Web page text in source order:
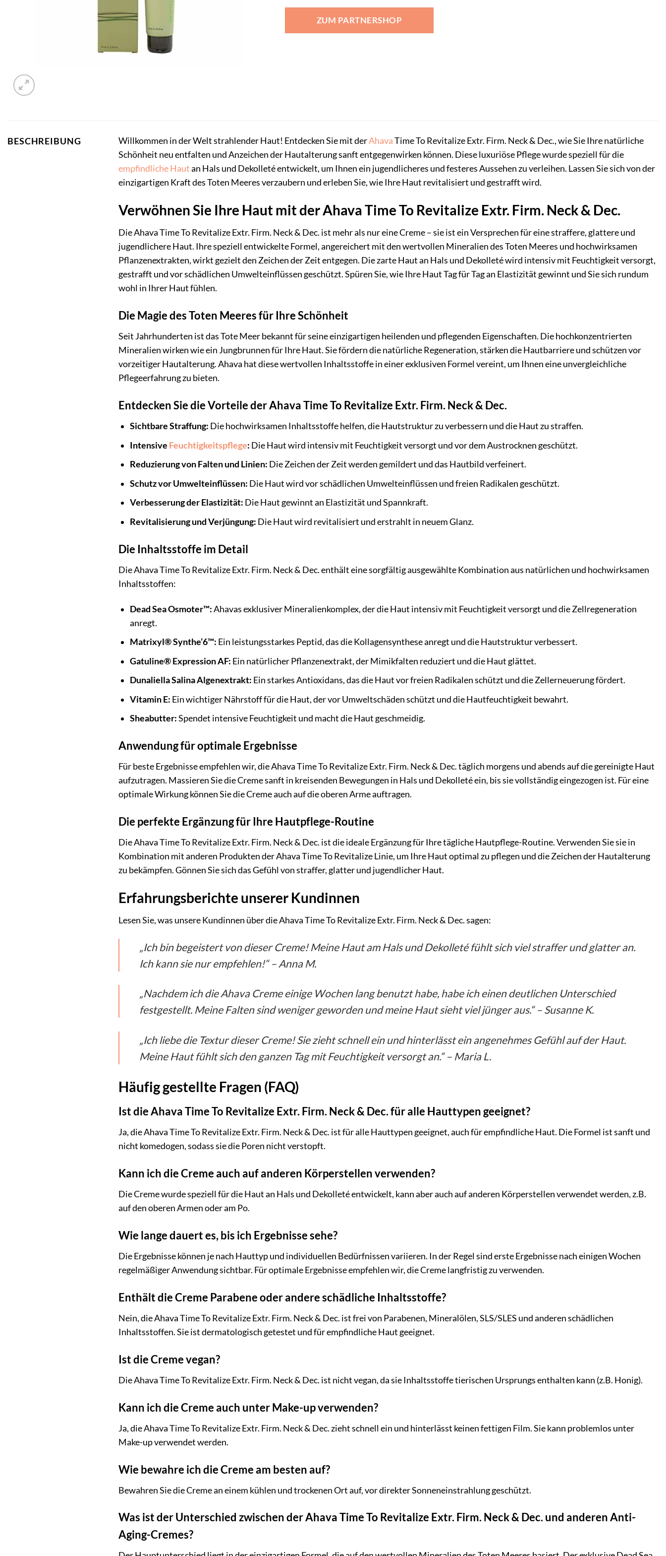
ZUM PARTNERSHOP
BESCHREIBUNG Willkommen in der Welt strahlender Haut! Entdecken Sie mit derAhavaTime To Revitalize Extr. Firm. Neck & Dec., wie Sie Ihre natürliche
Schönheit neu entfalten und Anzeichen der Hautalterung sanft entgegenwirken können. Diese luxuriöse Pflege wurde speziell für die
empfindliche Hautan Hals und Dekolleté entwickelt, um Ihnen ein jugendlicheres und festeres Aussehen zu verleihen. Lassen Sie sich von der
einzigartigen Kraft des Toten Meeres verzaubern und erleben Sie, wie Ihre Haut revitalisiert und gestrafft wird.
Verwöhnen Sie Ihre Haut mit der Ahava Time To Revitalize Extr. Firm. Neck & Dec.
Die Ahava Time To Revitalize Extr. Firm. Neck & Dec. ist mehr als nur eine Creme – sie ist ein Versprechen für eine straffere, glattere und
jugendlichere Haut. Ihre speziell entwickelte Formel, angereichert mit den wertvollen Mineralien des Toten Meeres und hochwirksamen
Pflanzenextrakten, wirkt gezielt den Zeichen der Zeit entgegen. Die zarte Haut an Hals und Dekolleté wird intensiv mit Feuchtigkeit versorgt,
gestrafft und vor schädlichen Umwelteinflüssen geschützt. Spüren Sie, wie Ihre Haut Tag für Tag an Elastizität gewinnt und Sie sich rundum
wohl in Ihrer Haut fühlen.
Die Magie des Toten Meeres für Ihre Schönheit
Seit Jahrhunderten ist das Tote Meer bekannt für seine einzigartigen heilenden und pflegenden Eigenschaften. Die hochkonzentrierten
Mineralien wirken wie ein Jungbrunnen für Ihre Haut. Sie fördern die natürliche Regeneration, stärken die Hautbarriere und schützen vor
vorzeitiger Hautalterung. Ahava hat diese wertvollen Inhaltsstoffe in einer exklusiven Formel vereint, um Ihnen eine unvergleichliche
Pflegeerfahrung zu bieten.
Entdecken Sie die Vorteile der Ahava Time To Revitalize Extr. Firm. Neck & Dec.
Sichtbare Straffung: Die hochwirksamen Inhaltsstoffe helfen, die Hautstruktur zu verbessern und die Haut zu straffen.
Intensive Feuchtigkeitspflege: Die Haut wird intensiv mit Feuchtigkeit versorgt und vor dem Austrocknen geschützt.
Reduzierung von Falten und Linien: Die Zeichen der Zeit werden gemildert und das Hautbild verfeinert.
Schutz vor Umwelteinflüssen: Die Haut wird vor schädlichen Umwelteinflüssen und freien Radikalen geschützt.
Verbesserung der Elastizität: Die Haut gewinnt an Elastizität und Spannkraft.
Revitalisierung und Verjüngung: Die Haut wird revitalisiert und erstrahlt in neuem Glanz.
Die Inhaltsstoffe im Detail
Die Ahava Time To Revitalize Extr. Firm. Neck & Dec. enthält eine sorgfältig ausgewählte Kombination aus natürlichen und hochwirksamen
Inhaltsstoffen:
Dead Sea Osmoter™:Ahavas exklusiver Mineralienkomplex, der die Haut intensiv mit Feuchtigkeit versorgt und die Zellregeneration
anregt.
Matrixyl® Synthe’6™: Ein leistungsstarkes Peptid, das die Kollagensynthese anregt und die Hautstruktur verbessert.
Gatuline® Expression AF: Ein natürlicher Pflanzenextrakt, der Mimikfalten reduziert und die Haut glättet.
Dunaliella Salina Algenextrakt: Ein starkes Antioxidans, das die Haut vor freien Radikalen schützt und die Zellerneuerung fördert.
Vitamin E: Ein wichtiger Nährstoff für die Haut, der vor Umweltschäden schützt und die Hautfeuchtigkeit bewahrt.
Sheabutter:Spendet intensive Feuchtigkeit und macht die Haut geschmeidig.
Anwendung für optimale Ergebnisse
Für beste Ergebnisse empfehlen wir, die Ahava Time To Revitalize Extr. Firm. Neck & Dec. täglich morgens und abends auf die gereinigte Haut
aufzutragen. Massieren Sie die Creme sanft in kreisenden Bewegungen in Hals und Dekolleté ein, bis sie vollständig eingezogen ist. Für eine
optimale Wirkung können Sie die Creme auch auf die oberen Arme auftragen.
Die perfekte Ergänzung für Ihre Hautpflege-Routine
Die Ahava Time To Revitalize Extr. Firm. Neck & Dec. ist die ideale Ergänzung für Ihre tägliche Hautpflege-Routine. Verwenden Sie sie in
Kombination mit anderen Produkten der Ahava Time To Revitalize Linie, um Ihre Haut optimal zu pflegen und die Zeichen der Hautalterung
zu bekämpfen. Gönnen Sie sich das Gefühl von straffer, glatter und jugendlicher Haut.
Erfahrungsberichte unserer Kundinnen
Lesen Sie, was unsere Kundinnen über die Ahava Time To Revitalize Extr. Firm. Neck & Dec. sagen:
„Ich bin begeistert von dieser Creme! Meine Haut am Hals und Dekolleté fühlt sich viel straffer und glatter an.
Ich kann sie nur empfehlen!“ – Anna M.
„Nachdem ich die Ahava Creme einige Wochen lang benutzt habe, habe ich einen deutlichen Unterschied
festgestellt. Meine Falten sind weniger geworden und meine Haut sieht viel jünger aus.“ – Susanne K.
„Ich liebe die Textur dieser Creme! Sie zieht schnell ein und hinterlässt ein angenehmes Gefühl auf der Haut.
Meine Haut fühlt sich den ganzen Tag mit Feuchtigkeit versorgt an.“ – Maria L.
Häufig gestellte Fragen (FAQ)
Ist die Ahava Time To Revitalize Extr. Firm. Neck & Dec. für alle Hauttypen geeignet?
Ja, die Ahava Time To Revitalize Extr. Firm. Neck & Dec. ist für alle Hauttypen geeignet, auch für empfindliche Haut. Die Formel ist sanft und
nicht komedogen, sodass sie die Poren nicht verstopft.
Kann ich die Creme auch auf anderen Körperstellen verwenden?
Die Creme wurde speziell für die Haut an Hals und Dekolleté entwickelt, kann aber auch auf anderen Körperstellen verwendet werden, z.B.
auf den oberen Armen oder am Po.
Wie lange dauert es, bis ich Ergebnisse sehe?
Die Ergebnisse können je nach Hauttyp und individuellen Bedürfnissen variieren. In der Regel sind erste Ergebnisse nach einigen Wochen
regelmäßiger Anwendung sichtbar. Für optimale Ergebnisse empfehlen wir, die Creme langfristig zu verwenden.
Enthält die Creme Parabene oder andere schädliche Inhaltsstoffe?
Nein, die Ahava Time To Revitalize Extr. Firm. Neck & Dec. ist frei von Parabenen, Mineralölen, SLS/SLES und anderen schädlichen
Inhaltsstoffen. Sie ist dermatologisch getestet und für empfindliche Haut geeignet.
Ist die Creme vegan?
Die Ahava Time To Revitalize Extr. Firm. Neck & Dec. ist nicht vegan, da sie Inhaltsstoffe tierischen Ursprungs enthalten kann (z.B. Honig).
Kann ich die Creme auch unter Make-up verwenden?
Ja, die Ahava Time To Revitalize Extr. Firm. Neck & Dec. zieht schnell ein und hinterlässt keinen fettigen Film. Sie kann problemlos unter
Make-up verwendet werden.
Wie bewahre ich die Creme am besten auf?
Bewahren Sie die Creme an einem kühlen und trockenen Ort auf, vor direkter Sonneneinstrahlung geschützt.
Was ist der Unterschied zwischen der Ahava Time To Revitalize Extr. Firm. Neck & Dec. und anderen Anti-
Aging-Cremes?